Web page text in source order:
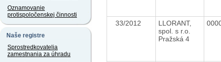
Oznamovanie
protispoločenskej činnosti
Naše registre
Sprostredkovatelia
zamestnania za úhradu
33/2012
LLORANT,
spol. s r.o.
Pražská 4